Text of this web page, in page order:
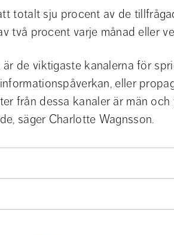
totalt sju procent av de
två procent varje månad eller
de viktigaste kanalerna för
eller
från dessa kanaler är män
säger Charlotte Wagnsson.